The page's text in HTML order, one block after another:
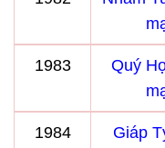
1983
Quý
1984
Giáp